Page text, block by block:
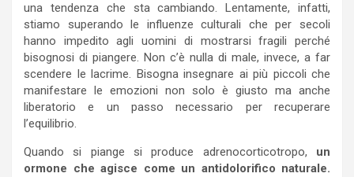
una tendenza che sta cambiando. Lentamente, infatti,
stiamo superando le influenze culturali che per secoli
hanno impedito agli uomini di mostrarsi fragili perché
bisognosi di piangere. Non c’è nulla di male, invece, a far
scendere le lacrime. Bisogna insegnare ai più piccoli che
manifestare le emozioni non solo è giusto ma anche
liberatorio e un passo necessario per recuperare
l’equilibrio.
Quando si piange si produce adrenocorticotropo, un
ormone che agisce come un antidolorifico naturale.